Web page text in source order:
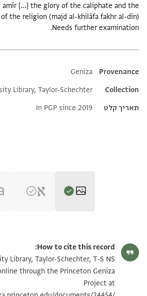
amīr [...] the glory of the caliphate and the
Needs further examination.
Additional metadata
Provenance
Geniza
Collection
Library, Taylor-Schechter
תאריך קלט
In PGP since 2019
T-S NS 238.55 1v
תנאי היתר שימוש בתצלום
How to cite this record:
Library, Taylor-Schechter, T-S NS
through the Princeton Geniza
Project at